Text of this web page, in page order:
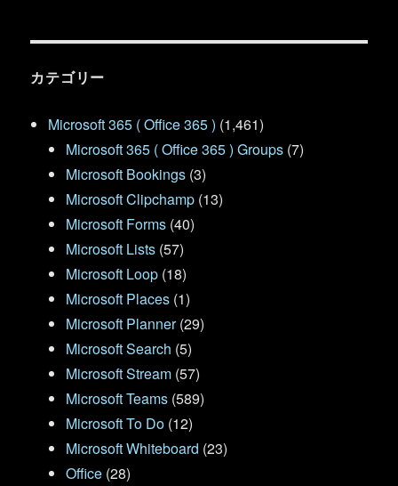
カテゴリー
Microsoft 365 ( Office 365 ) (1,461)
Microsoft 365 ( Office 365 ) Groups (7)
Microsoft Bookings (3)
Microsoft Clipchamp (13)
Microsoft Forms (40)
Microsoft Lists (57)
Microsoft Loop (18)
Microsoft Places (1)
Microsoft Planner(29)
Microsoft Search (5)
Microsoft Stream (57)
Microsoft Teams (589)
Microsoft To Do (12)
Microsoft Whiteboard (23)
Office (28)